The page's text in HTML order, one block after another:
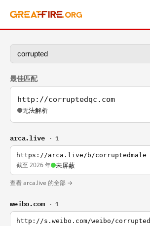
最佳匹配
http://corruptedqc.com
无法解析
arca.live · 1
https://arca.live/b/corruptedmale
截至 2026 年 未屏蔽
查看 arca.live 的全部 →
weibo.com · 1
http://s.weibo.com/weibo/corrupted